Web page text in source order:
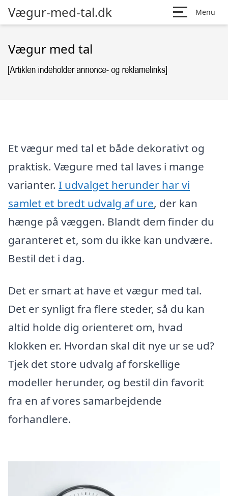
Vægur-med-tal.dk Menu
Vægur med tal
Et vægur med tal et både dekorativt og
praktisk. Vægure med tal laves i mange
varianter. I udvalget herunder har vi
samlet et bredt udvalg af ure, der kan
hænge på væggen. Blandt dem finder du
garanteret et, som du ikke kan undvære.
Bestil det i dag.
Det er smart at have et vægur med tal.
Det er synligt fra flere steder, så du kan
altid holde dig orienteret om, hvad
klokken er. Hvordan skal dit nye ur se ud?
Tjek det store udvalg af forskellige
modeller herunder, og bestil din favorit
fra en af vores samarbejdende
forhandlere.